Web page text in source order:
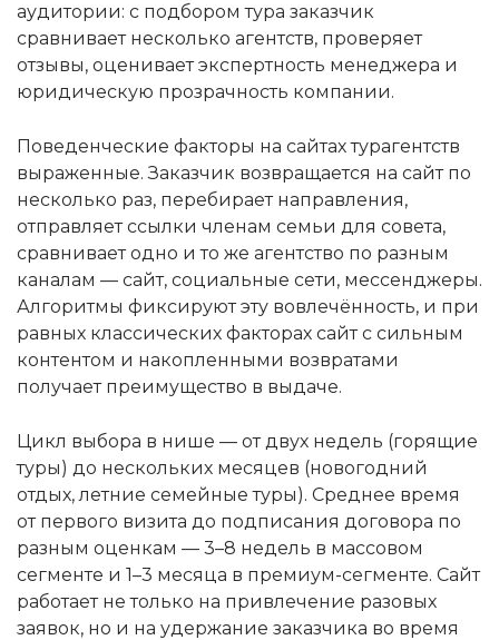
аудитории: с подбором тура заказчик
сравнивает несколько агентств, проверяет
отзывы, оценивает экспертность менеджера и
юридическую прозрачность компании.
Поведенческие факторы на сайтах турагентств
выраженные. Заказчик возвращается на сайт по
несколько раз, перебирает направления,
отправляет ссылки членам семьи для совета,
сравнивает одно и то же агентство по разным
каналам — сайт, социальные сети, мессенджеры.
Алгоритмы фиксируют эту вовлечённость, и при
равных классических факторах сайт с сильным
контентом и накопленными возвратами
получает преимущество в выдаче.
Цикл выбора в нише — от двух недель (горящие
туры) до нескольких месяцев (новогодний
отдых, летние семейные туры). Среднее время
от первого визита до подписания договора по
разным оценкам — 3–8 недель в массовом
сегменте и 1–3 месяца в премиум-сегменте. Сайт
работает не только на привлечение разовых
заявок, но и на удержание заказчика во время